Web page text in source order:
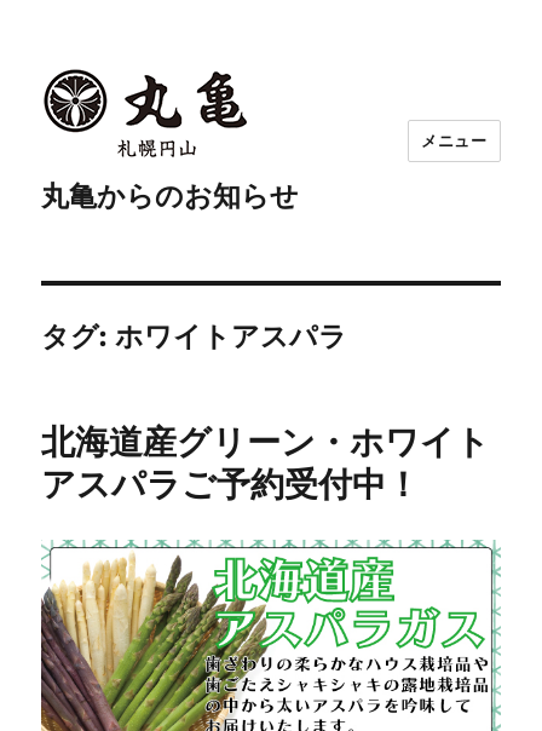
丸亀からのお知らせ
メニュー
タグ:ホワイトアスパラ
北海道産グリーン・ホワイト
アスパラご予約受付中！